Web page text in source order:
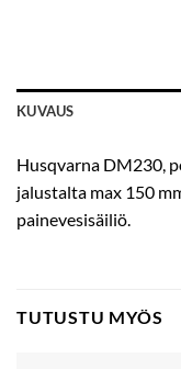
KUVAUS
Husqvarna DM230,
jalustalta max 150
painevesisäiliö.
TUTUSTU MYÖS